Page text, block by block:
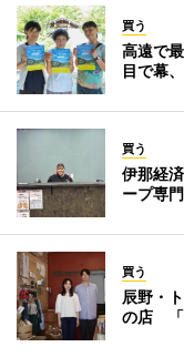
買う
高遠で
目で幕
買う
伊那経
ープ専
買う
辰野・
の店 「